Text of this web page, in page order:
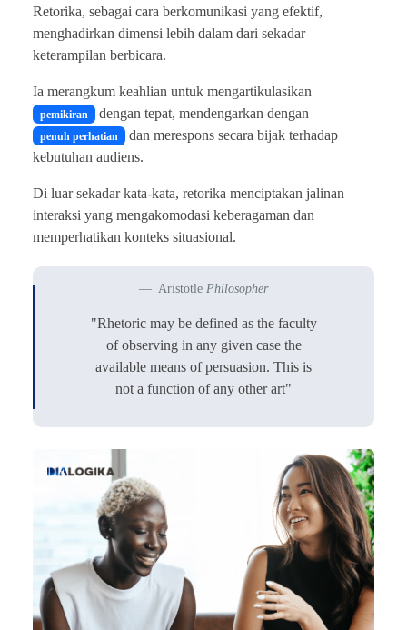
Retorika, sebagai cara berkomunikasi yang efektif,
menghadirkan dimensi lebih dalam dari sekadar
keterampilan berbicara.
Ia merangkum keahlian untuk mengartikulasikan
pemikiran dengan tepat, mendengarkan dengan
penuh perhatian
dan merespons secara bijak terhadap
kebutuhan audiens.
Di luar sekadar kata-kata, retorika menciptakan jalinan
interaksi yang mengakomodasi keberagaman dan
memperhatikan konteks situasional.
Aristotle Philosopher
"Rhetoric may be defined as the faculty
of observing in any given case the
available means of persuasion. This is
not a function of any other art"